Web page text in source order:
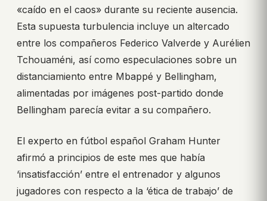
«caído en el caos» durante su reciente ausencia.
Esta supuesta turbulencia incluye un altercado
entre los compañeros Federico Valverde y Aurélien
Tchouaméni, así como especulaciones sobre un
distanciamiento entre Mbappé y Bellingham,
alimentadas por imágenes post-partido donde
Bellingham parecía evitar a su compañero.
El experto en fútbol español Graham Hunter
afirmó a principios de este mes que había
‘insatisfacción’ entre el entrenador y algunos
jugadores con respecto a la ‘ética de trabajo’ de